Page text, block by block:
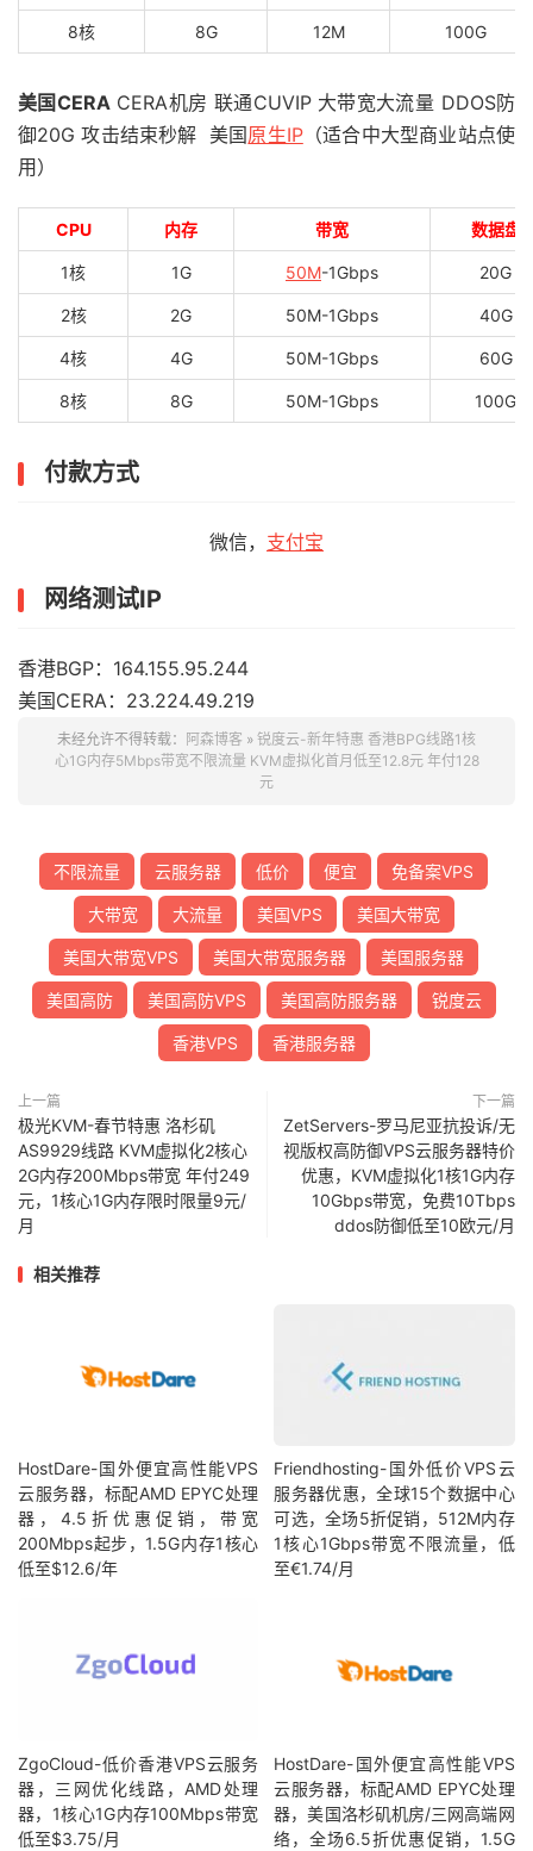
8核 8G 12M 100G
美国CERACERA机房 联通CUVIP 大带宽大流量 DDOS防
御20G 攻击结束秒解 美国原生IP（适合中大型商业站点使
用）
CPU 内存 带宽 数据盘
1核 1G 50M-1Gbps 20G
2核 2G 50M-1Gbps 40G
4核 4G 50M-1Gbps 60G
8核 8G 50M-1Gbps 100G
付款方式
微信， 支付宝
网络测试IP
香港BGP：164.155.95.244
美国CERA：23.224.49.219
未经允许不得转载： 阿森博客 » 锐度云-新年特惠 香港BPG线路1核
心1G内存5Mbps带宽不限流量 KVM虚拟化首月低至12.8元 年付128
元
不限流量 云服务器 低价 便宜 免备案VPS
大带宽 大流量 美国VPS 美国大带宽
美国大带宽VPS 美国大带宽服务器 美国服务器
美国高防 美国高防VPS 美国高防服务器 锐度云
香港VPS 香港服务器
上一篇
极光KVM-春节特惠 洛杉矶
AS9929线路 KVM虚拟化2核心
2G内存200Mbps带宽 年付249
元，1核心1G内存限时限量9元/
月
下一篇
ZetServers-罗马尼亚抗投诉/无
视版权高防御VPS云服务器特价
优惠，KVM虚拟化1核1G内存
10Gbps带宽，免费10Tbps
ddos防御低至10欧元/月
相关推荐
HostDare-国外便宜高性能VPS
云服务器，标配AMD EPYC处理
器，4.5折优惠促销，带宽
200Mbps起步，1.5G内存1核心
低至$12.6/年
Friendhosting-国外低价VPS云
服务器优惠，全球15个数据中心
可选，全场5折促销，512M内存
1核心1Gbps带宽不限流量，低
至€1.74/月
ZgoCloud-低价香港VPS云服务
器，三网优化线路，AMD处理
器，1核心1G内存100Mbps带宽
低至$3.75/月
HostDare-国外便宜高性能VPS
云服务器，标配AMD EPYC处理
器，美国洛杉矶机房/三网高端网
络，全场6.5折优惠促销，1.5G